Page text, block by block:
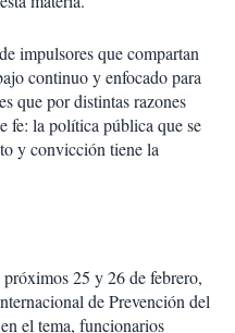
impulsores que compartan
continuo y enfocado para
que por distintas razones
fe: la política pública que se
y convicción tiene la
25 y 26 de febrero,
de Prevención del
el tema, funcionarios